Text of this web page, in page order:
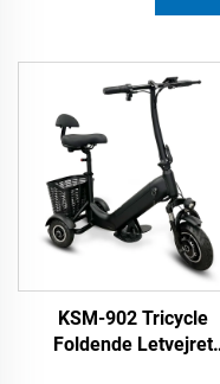
KSM-902 Tricycle
Foldende Letvejret